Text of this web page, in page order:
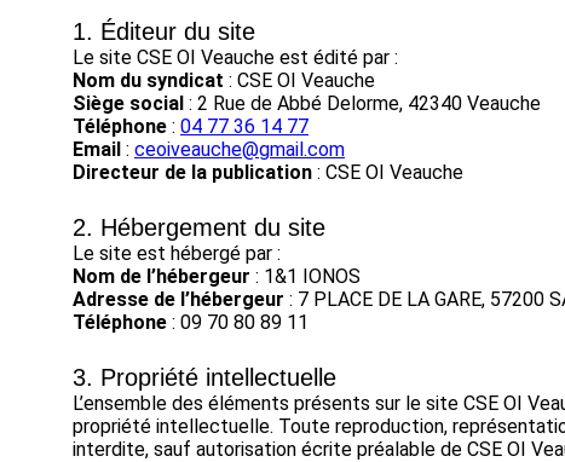
1. Éditeur du site
Le site CSE OI Veauche est édité par :
Nom du syndicat : CSE OI Veauche
Siège social : 2 Rue de Abbé Delorme, 42340 Veauche
Téléphone : 04 77 36 14 77
Email : ceoiveauche@gmail.com
Directeur de la publication : CSE OI Veauche
2. Hébergement du site
Le site est hébergé par :
Nom de l’hébergeur : 1&1 IONOS
Adresse de l’hébergeur : 7 PLACE DE LA GARE, 57200
Téléphone : 09 70 80 89 11
3. Propriété intellectuelle
L’ensemble des éléments présents sur le site CSE OI
propriété intellectuelle. Toute reproduction,
interdite, sauf autorisation écrite préalable de CSE OI